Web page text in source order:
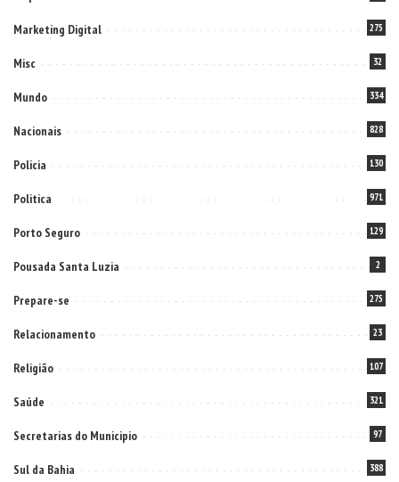
Marketing Digital 275
Misc 32
Mundo 334
Nacionais 828
Policia 130
Politica 971
Porto Seguro 129
Pousada Santa Luzia 2
Prepare-se 275
Relacionamento 23
Religião 107
Saúde 321
Secretarias do Municipio 97
Sul da Bahia 388